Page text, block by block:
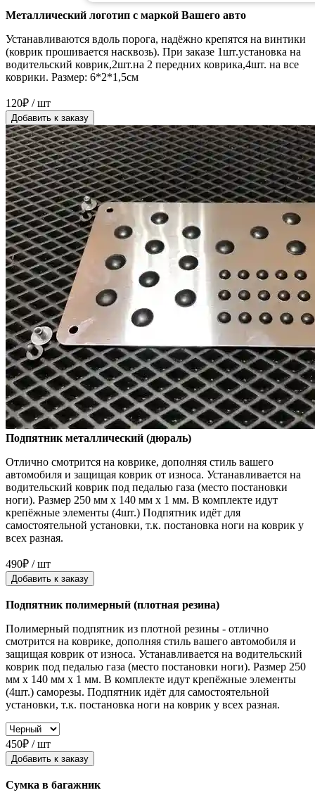
Металлический логотип с маркой Вашего авто
Устанавливаются вдоль порога, надёжно крепятся на винтики
(коврик прошивается насквозь). При заказе 1шт.установка на
водительский коврик,2шт.на 2 передних коврика,4шт. на все
коврики. Размер: 6*2*1,5см
120₽ / шт
Добавить к заказу
Подпятник металлический (дюраль)
Отлично смотрится на коврике, дополняя стиль вашего
автомобиля и защищая коврик от износа. Устанавливается на
водительский коврик под педалью газа (место постановки
ноги). Размер 250 мм x 140 мм x 1 мм. В комплекте идут
крепёжные элементы (4шт.) Подпятник идёт для
самостоятельной установки, т.к. постановка ноги на коврик у
всех разная.
490₽ / шт
Добавить к заказу
Подпятник полимерный (плотная резина)
Полимерный подпятник из плотной резины - отлично
смотрится на коврике, дополняя стиль вашего автомобиля и
защищая коврик от износа. Устанавливается на водительский
коврик под педалью газа (место постановки ноги). Размер 250
мм x 140 мм x 1 мм. В комплекте идут крепёжные элементы
(4шт.) саморезы. Подпятник идёт для самостоятельной
установки, т.к. постановка ноги на коврик у всех разная.
450₽ / шт
Добавить к заказу
Сумка в багажник